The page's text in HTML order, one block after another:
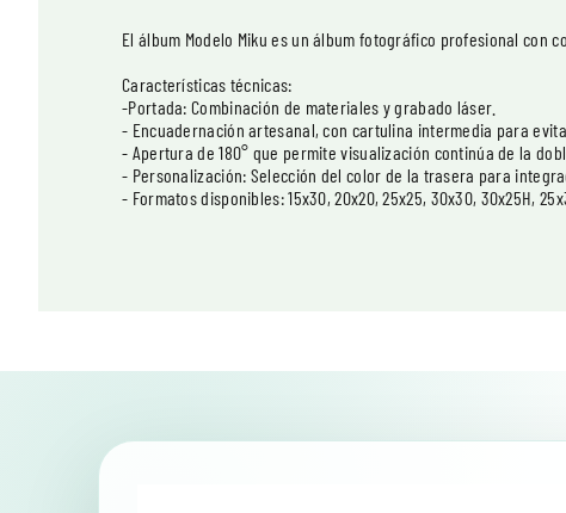
El álbum Modelo Miku es un álbum fotográfico profesional con
Características técnicas:
-Portada: Combinación de materiales y grabado láser.
- Encuadernación artesanal, con cartulina intermedia para
- Apertura de 180° que permite visualización continúa de la
- Personalización: Selección del color de la trasera para
- Formatos disponibles: 15x30, 20x20, 25x25, 30x30, 30x25H,